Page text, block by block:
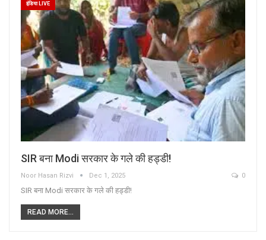
इंडिया LIVE
SIR बना Modi सरकार के गले की हड्डी!
Noor Hasan Rizvi Dec 1, 2025 0
SIR बना Modi सरकार के गले की हड्डी!
READ MORE...